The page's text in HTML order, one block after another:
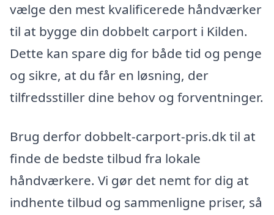
vælge den mest kvalificerede håndværker
til at bygge din dobbelt carport i Kilden.
Dette kan spare dig for både tid og penge
og sikre, at du får en løsning, der
tilfredsstiller dine behov og forventninger.
Brug derfor dobbelt-carport-pris.dk til at
finde de bedste tilbud fra lokale
håndværkere. Vi gør det nemt for dig at
indhente tilbud og sammenligne priser, så